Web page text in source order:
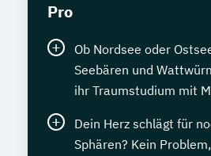
Pro
Ob Nordsee oder
Seebären und
ihr Traumstudium mit
Dein Herz schlägt für
Sphären? Kein